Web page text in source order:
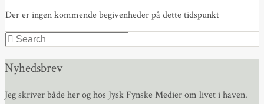
Der er ingen kommende begivenheder på dette tidspunkt
Nyhedsbrev
Jeg skriver både her og hos Jysk Fynske Medier om livet i haven.